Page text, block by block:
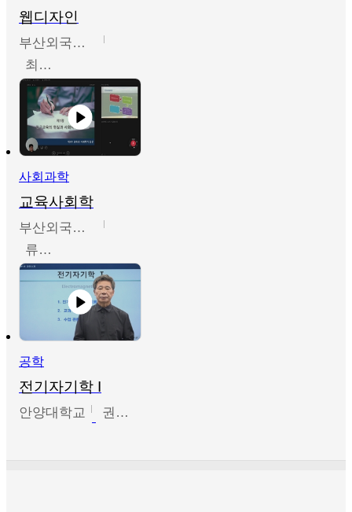
웹디자인
부산외국어대학교
최진오
사회과학
교육사회학
부산외국어대학교
류영철
공학
전기자기학 I
안양대학교 권원현